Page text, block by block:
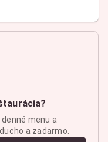
menu a
a zadarmo.